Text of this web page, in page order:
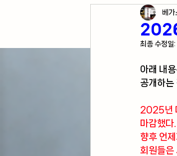
각종 자산 투자
2026
베가
최종 수정일:
아래 내
공개하는
2025년
마감했다.
향후 언
회원들은